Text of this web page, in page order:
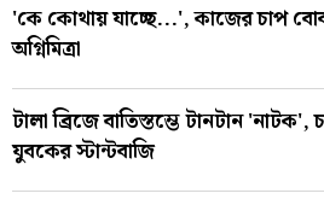
'কে কোথায় যাচ্ছে...', কাজের চাপ
অগ্নিমিত্রা
টালা ব্রিজে বাতিস্তম্ভে টানটান
যুবকের স্টান্টবাজি